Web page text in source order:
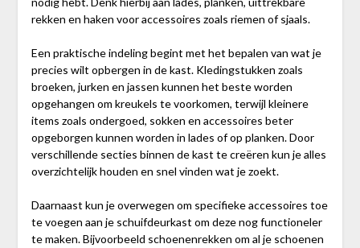
rekken en haken voor accessoires zoals riemen of sjaals.
Een praktische indeling begint met het bepalen van wat je
precies wilt opbergen in de kast. Kledingstukken zoals
broeken, jurken en jassen kunnen het beste worden
opgehangen om kreukels te voorkomen, terwijl kleinere
items zoals ondergoed, sokken en accessoires beter
opgeborgen kunnen worden in lades of op planken. Door
verschillende secties binnen de kast te creëren kun je alles
overzichtelijk houden en snel vinden wat je zoekt.
Daarnaast kun je overwegen om specifieke accessoires toe
te voegen aan je schuifdeurkast om deze nog functioneler
te maken. Bijvoorbeeld schoenenrekken om al je schoenen